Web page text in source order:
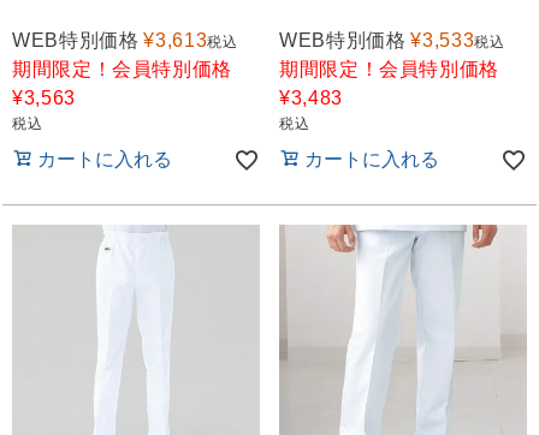
WEB特別価格 ¥3,613税込
期間限定！会員特別価格
¥3,563
税込
カートに入れる
WEB特別価格 ¥3,533税込
期間限定！会員特別価格
¥3,483
税込
カートに入れる